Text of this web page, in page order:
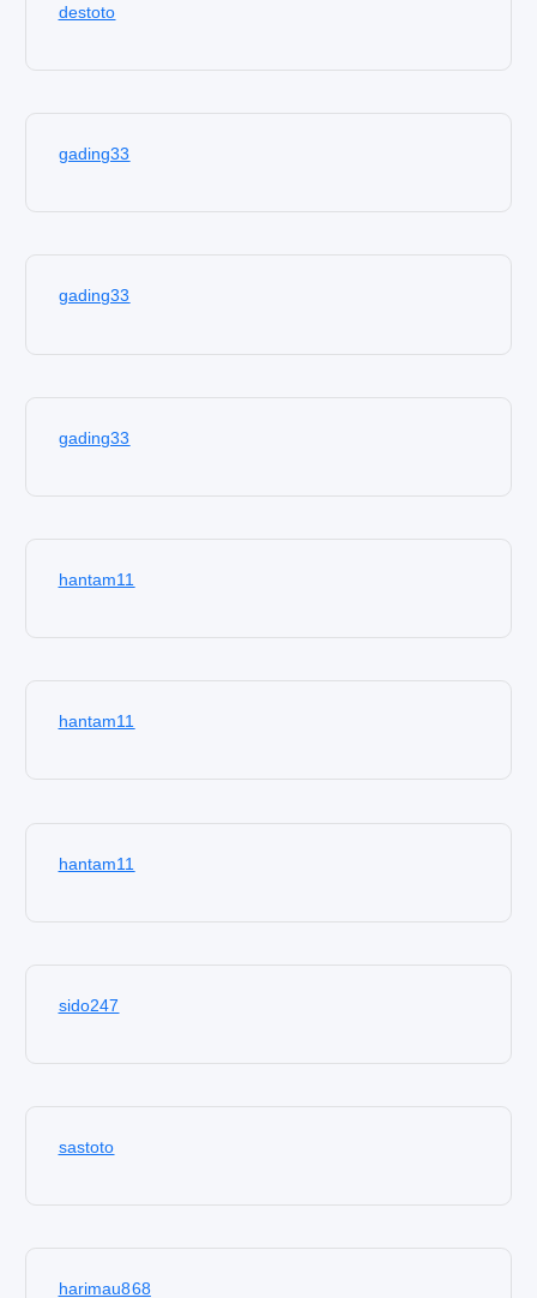
destoto
gading33
gading33
gading33
hantam11
hantam11
hantam11
sido247
sastoto
harimau868